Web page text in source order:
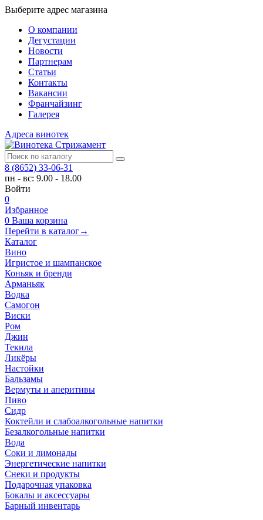
Выберите адрес магазина
О компании
Дегустации
Новости
Партнерам
Статьи
Контакты
Вакансии
Франчайзинг
Галерея
Адреса винотек
8 (8652) 33-06-31
пн - вс: 9.00 - 18.00
Войти
0
Избранное
0 Ваша корзина
Перейти в каталог→
Каталог
Вино
Игристое и шампанское
Коньяк и бренди
Арманьяк
Водка
Самогон
Виски
Ром
Джин
Текила
Ликёры
Настойки
Бальзамы
Вермуты и аперитивы
Пиво
Сидр
Коктейли и слабоалкогольные напитки
Безалкогольные напитки
Вода
Соки и лимонады
Энергетические напитки
Снеки и продукты
Подарочная упаковка
Бокалы и аксессуары
Барный инвентарь